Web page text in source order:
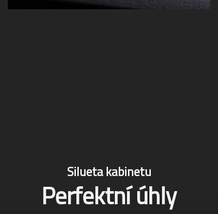
Silueta kabinetu
Perfektní úhly